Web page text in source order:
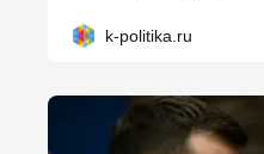
k-politika.ru